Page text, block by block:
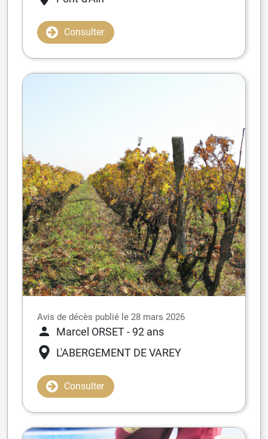
Consulter
Avis de décès publié le 28 mars 2026
Marcel ORSET- 92 ans
L'ABERGEMENT DE VAREY
Consulter